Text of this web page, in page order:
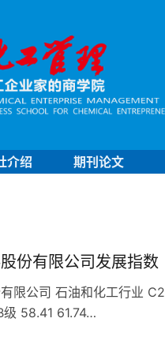
介绍 期刊论文
份有限公司发展指数
限公司 石油和化工行业
级 58.41 61.74…